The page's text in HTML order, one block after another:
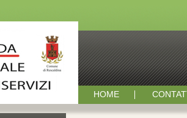
HOME